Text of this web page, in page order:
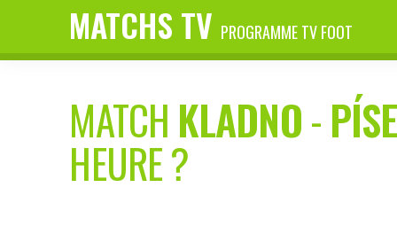
MATCHS TV PROGRAMME TV FOOT
MATCH KLADNO-
HEURE ?